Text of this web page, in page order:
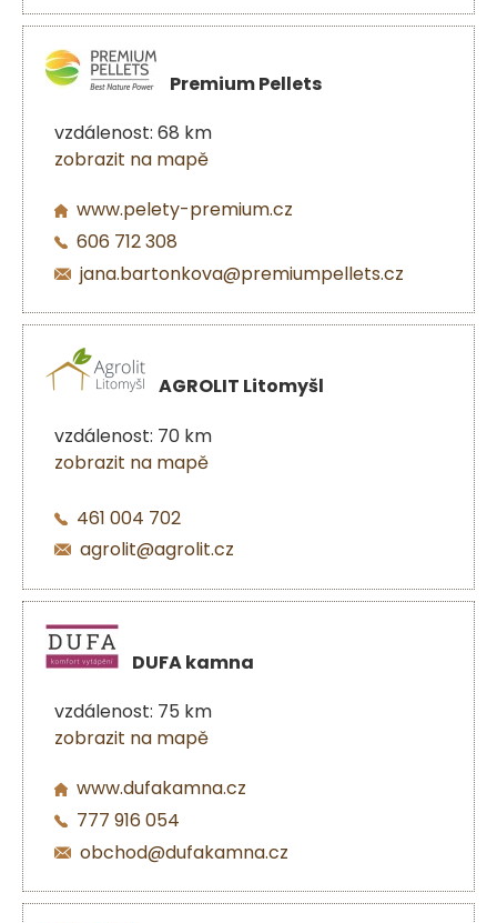
Premium Pellets
vzdálenost: 68 km
zobrazit na mapě
www.pelety-premium.cz
606 712 308
jana.bartonkova@premiumpellets.cz
AGROLIT Litomyšl
vzdálenost: 70 km
zobrazit na mapě
461 004 702
agrolit@agrolit.cz
DUFA kamna
vzdálenost: 75 km
zobrazit na mapě
www.dufakamna.cz
777 916 054
obchod@dufakamna.cz